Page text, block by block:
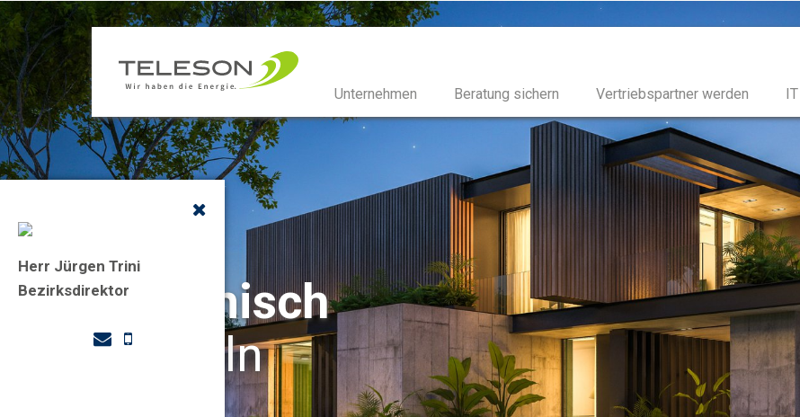
Herr Jürgen Trini
Bezirksdirektor
Unternehmen Beratung sichern Vertriebspartner werden
dynamisch
handeln